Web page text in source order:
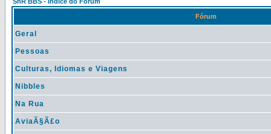
Fórum
Geral
Pessoas
Culturas, Idiomas e Viagens
Nibbles
Na Rua
AviaÃ§Ã£o